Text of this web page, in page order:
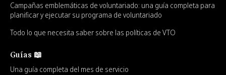
Campañas emblemáticas de voluntariado: una guía completa para
planificar y ejecutar su programa de voluntariado
Todo lo que necesita saber sobre las políticas de VTO
Guías 📖
Una guía completa del mes de servicio